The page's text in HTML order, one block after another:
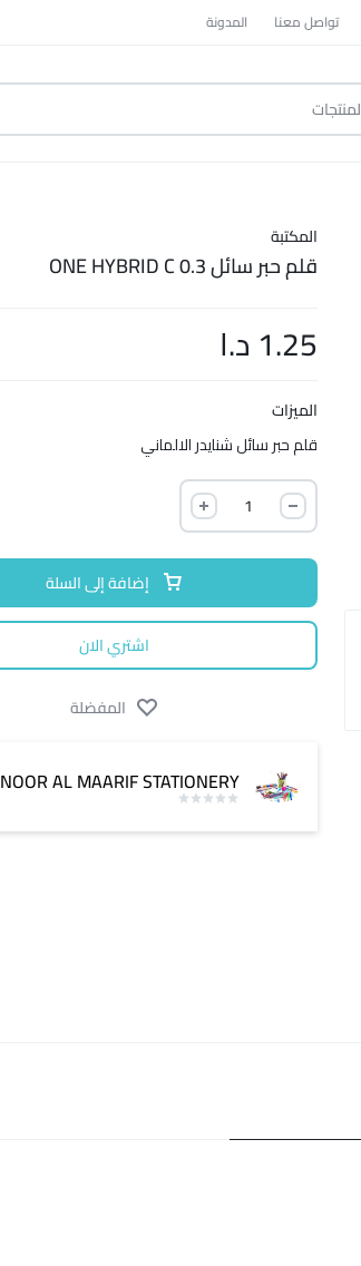
تواصل معنا المدونة
المكتبة
قلم حبر سائل ONE HYBRID C 0.3
1.25 د.ا
الميزات
قلم حبر سائل شنايدر الالماني
إضافة إلى السلة
اشتري الان
المفضلة
NOOR AL MAARIF STATIONERY